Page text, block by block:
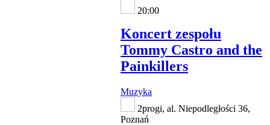
20:00
Koncert zespołu
Tommy Castro and the
Painkillers
Muzyka
2progi, al. Niepodległości 36,
Poznań